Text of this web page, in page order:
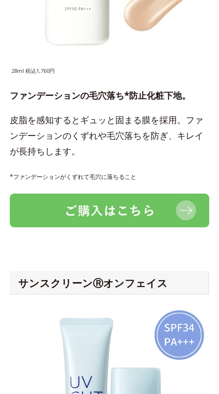
28ml 税込1,760円
ファンデーションの毛穴落ち*防止化粧下地。
皮脂を感知するとギュッと固まる膜を採用。ファ
ンデーションのくずれや毛穴落ちを防ぎ、キレイ
が長持ちします。
*ファンデーションがくずれて毛穴に落ちること
サンスクリーンⓇオンフェイス